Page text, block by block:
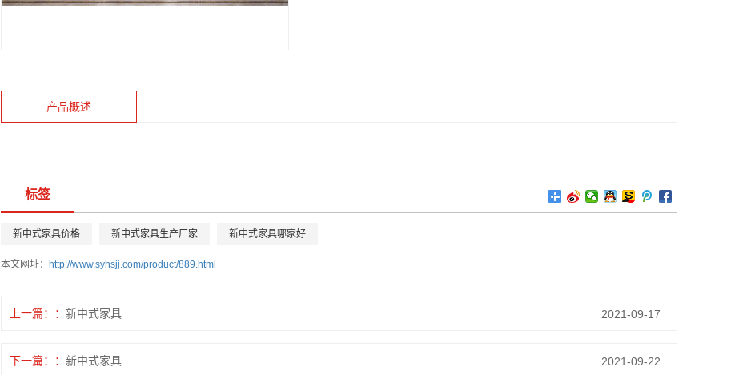
产品概述
标签
新中式家具价格 新中式家具生产厂家 新中式家具哪家好
本文网址： http://www.syhsjj.com/product/889.html
上一篇： 新中式家具 2021-09-17
下一篇： 新中式家具 2021-09-22